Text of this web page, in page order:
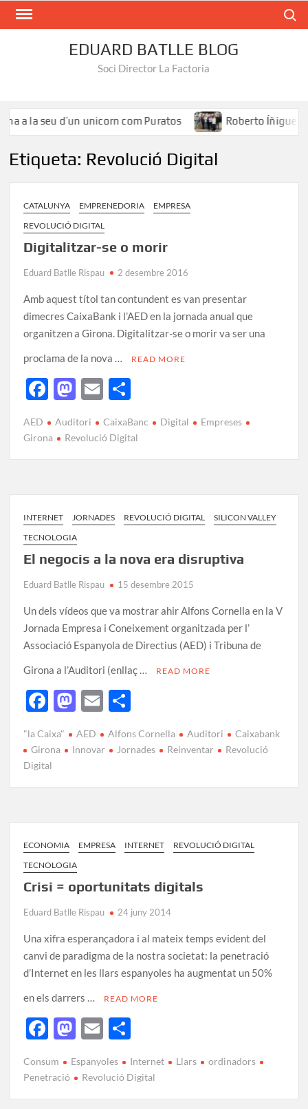
EDUARD BATLLE BLOG
Soci Director La Factoria
la seu d’un unicorn com Puratos Roberto Íñiguez: «El
Etiqueta: Revolució Digital
CATALUNYA EMPRENEDORIA
EMPRESA
REVOLUCIÓ DIGITAL
Digitalitzar-se o morir
Eduard Batlle Rispau 2 desembre 2016
Amb aquest títol tan contundent es van presentar
dimecres CaixaBank i l’AED en la jornada anual que
organitzen a Girona. Digitalitzar-se o morir va ser una
proclama de la nova …
READ MORE
F
e
b
o
k
M
to
d
n
E
ail m
p
te
ix
AED Auditori CaixaBanc Digital
Empreses
Girona
Revolució Digital
INTERNET JORNADES REVOLUCIÓ DIGITAL
SILICON VALLEY
TECNOLOGIA
El negocis a la nova era disruptiva
Eduard Batlle Rispau 15 desembre 2015
Un dels vídeos que va mostrar ahir Alfons Cornella en la V
Jornada Empresa i Coneixement organitzada per l’
Associació Espanyola de Directius (AED) i Tribuna de
Girona a l’Auditori (enllaç …
READ MORE
F
e
b
o
M
to
o
E
ail m
ar
"la Caixa" AED Alfons Cornella Auditori
Caixabank
Girona
Innovar Jornades Reinventar
Revolució
Digital
ECONOMIA EMPRESA INTERNET
REVOLUCIÓ DIGITAL
TECNOLOGIA
Crisi = oportunitats digitals
Eduard Batlle Rispau 24 juny 2014
Una xifra esperançadora i al mateix temps evident del
canvi de paradigma de la nostra societat: la penetració
d’Internet en les llars espanyoles ha augmentat un 50%
en els darrers …
READ MORE
F
e
b
M
to
d
E
ail m
p
Consum Espanyoles Internet Llars
ordinadors
Penetració
Revolució Digital